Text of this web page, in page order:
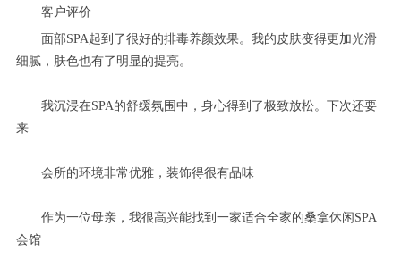
客户评价
面部SPA起到了很好的排毒养颜效果。我的皮肤变得更加光滑
细腻，肤色也有了明显的提亮。
我沉浸在SPA的舒缓氛围中，身心得到了极致放松。下次还要
来
会所的环境非常优雅，装饰得很有品味
作为一位母亲，我很高兴能找到一家适合全家的桑拿休闲SPA
会馆